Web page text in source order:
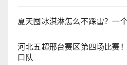
夏天囤冰淇淋怎么不踩雷？一
河北五超邢台赛区第四场比赛
口队